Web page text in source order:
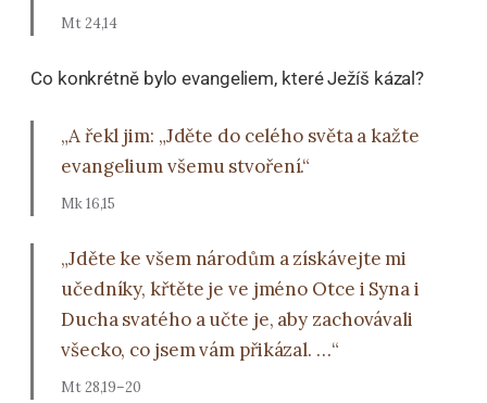
Mt 24,14
Co konkrétně bylo evangeliem, které Ježíš kázal?
„A řekl jim: „Jděte do celého světa a kažte
evangelium všemu stvoření.“
Mk 16,15
„Jděte ke všem národům a získávejte mi
učedníky, křtěte je ve jméno Otce i Syna i
Ducha svatého a učte je, aby zachovávali
všecko, co jsem vám přikázal. …“
Mt 28,19–20